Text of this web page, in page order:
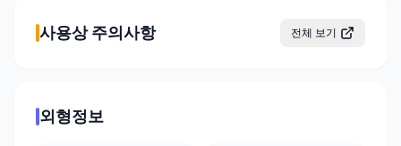
사용상 주의사항 전체 보기
외형정보